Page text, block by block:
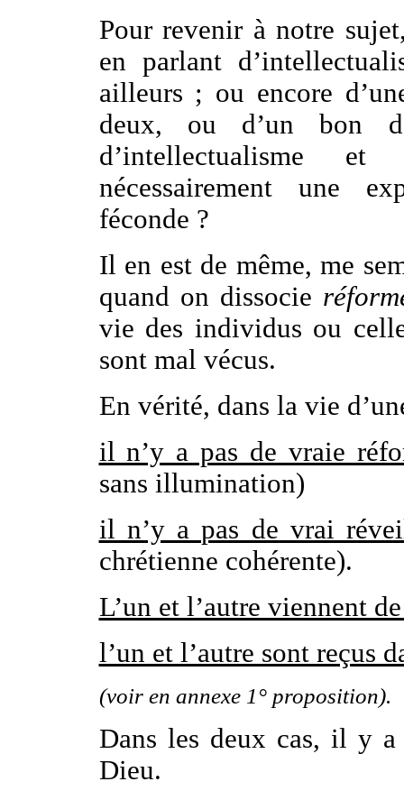
Pour revenir à notre
en parlant
ailleurs ; ou encore
deux, ou d’un bon
d’intellectualisme
nécessairement une
féconde ?
Il en est de même, me
quand on dissocie
vie des individus ou
sont mal vécus.
En vérité, dans la vie
il n’y a pas de vraie
sans illumination)
il n’y a pas de vrai
chrétienne cohérente).
L’un et l’autre viennent
l’un et l’autre sont reçus
(voir en annexe 1° proposition).
Dans les deux cas, il y
Dieu.